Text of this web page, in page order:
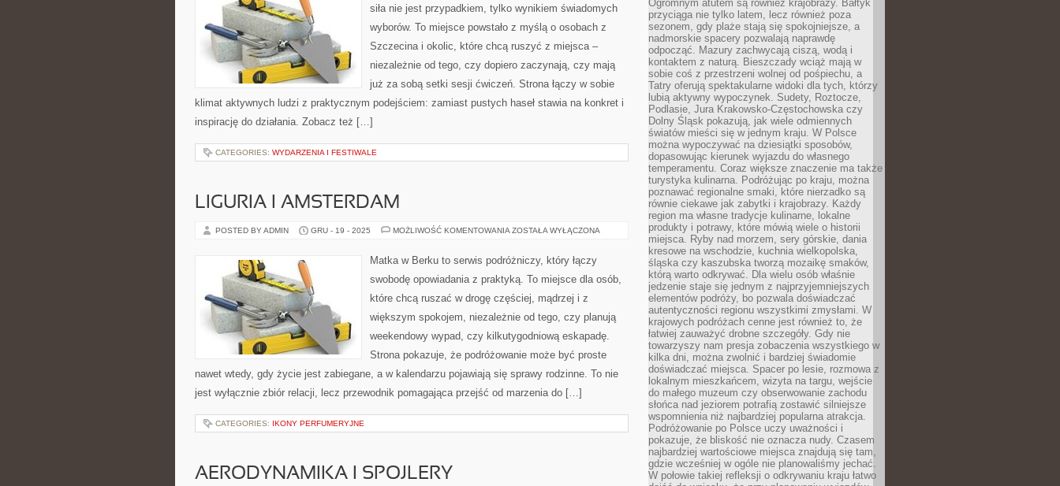
siła nie jest przypadkiem, tylko wynikiem świadomych
wyborów. To miejsce powstało z myślą o osobach z
Szczecina i okolic, które chcą ruszyć z miejsca –
niezależnie od tego, czy dopiero zaczynają, czy mają
już za sobą setki sesji ćwiczeń. Strona łączy w sobie
klimat aktywnych ludzi z praktycznym podejściem: zamiast pustych haseł stawia na konkret i
inspirację do działania. Zobacz też […]
CATEGORIES: WYDARZENIA I FESTIWALE
LIGURIA I AMSTERDAM
POSTED BY ADMIN GRU - 19 - 2025 MOŻLIWOŚĆ KOMENTOWANIA LIGURIA
ZOSTAŁA WYŁĄCZONA
Matka w Berku to serwis podróżniczy, który łączy
swobodę opowiadania z praktyką. To miejsce dla osób,
które chcą ruszać w drogę częściej, mądrzej i z
większym spokojem, niezależnie od tego, czy planują
weekendowy wypad, czy kilkutygodniową eskapadę.
Strona pokazuje, że podróżowanie może być proste
nawet wtedy, gdy życie jest zabiegane, a w kalendarzu pojawiają się sprawy rodzinne. To nie
jest wyłącznie zbiór relacji, lecz przewodnik pomagająca przejść od marzenia do […]
CATEGORIES: IKONY PERFUMERYJNE
AERODYNAMIKA I SPOJLERY
Ogromnym atutem są również krajobrazy. Bałtyk
przyciąga nie tylko latem, lecz również poza
sezonem, gdy plaże stają się spokojniejsze, a
nadmorskie spacery pozwalają naprawdę
odpocząć. Mazury zachwycają ciszą, wodą i
kontaktem z naturą. Bieszczady wciąż mają w
sobie coś z przestrzeni wolnej od pośpiechu, a
Tatry oferują spektakularne widoki dla tych, którzy
lubią aktywny wypoczynek. Sudety, Roztocze,
Podlasie, Jura Krakowsko-Częstochowska czy
Dolny Śląsk pokazują, jak wiele odmiennych
światów mieści się w jednym kraju. W Polsce
można wypoczywać na dziesiątki sposobów,
dopasowując kierunek wyjazdu do własnego
temperamentu. Coraz większe znaczenie ma także
turystyka kulinarna. Podróżując po kraju, można
poznawać regionalne smaki, które nierzadko są
równie ciekawe jak zabytki i krajobrazy. Każdy
region ma własne tradycje kulinarne, lokalne
produkty i potrawy, które mówią wiele o historii
miejsca. Ryby nad morzem, sery górskie, dania
kresowe na wschodzie, kuchnia wielkopolska,
śląska czy kaszubska tworzą mozaikę smaków,
którą warto odkrywać. Dla wielu osób właśnie
jedzenie staje się jednym z najprzyjemniejszych
elementów podróży, bo pozwala doświadczać
autentyczności regionu wszystkimi zmysłami. W
krajowych podróżach cenne jest również to, że
łatwiej zauważyć drobne szczegóły. Gdy nie
towarzyszy nam presja zobaczenia wszystkiego w
kilka dni, można zwolnić i bardziej świadomie
doświadczać miejsca. Spacer po lesie, rozmowa z
lokalnym mieszkańcem, wizyta na targu, wejście
do małego muzeum czy obserwowanie zachodu
słońca nad jeziorem potrafią zostawić silniejsze
wspomnienia niż najbardziej popularna atrakcja.
Podróżowanie po Polsce uczy uważności i
pokazuje, że bliskość nie oznacza nudy. Czasem
najbardziej wartościowe miejsca znajdują się tam,
gdzie wcześniej w ogóle nie planowaliśmy jechać.
W połowie takiej refleksji o odkrywaniu kraju łatwo